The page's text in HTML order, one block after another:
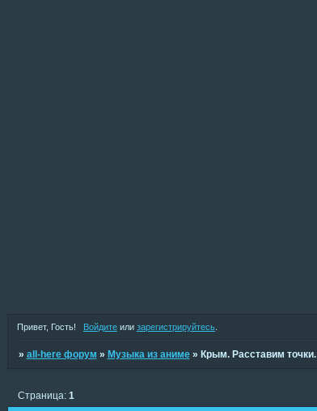
Привет, Гость! Войдитеили зарегистрируйтесь.
» all-here форум » Музыка из аниме » Крым. Расставим точки.
Страница: 1